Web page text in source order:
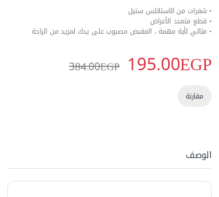
• شفرات من الاستانلس ستيل
• قطع متعدد الأغراض
• مثالي لأية مهمة ، المقبض مصبوب على يدك لمزيد من الراحة
195.00EGP
384.00EGP
مقارنة
الوصف